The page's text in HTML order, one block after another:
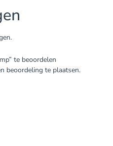
te beoordelen
beoordeling te plaatsen.